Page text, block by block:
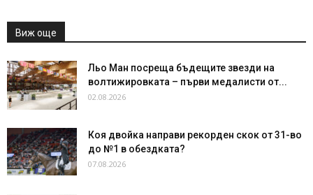
Виж още
Льо Ман посреща бъдещите звезди на
волтижировката – първи медалисти от...
02.08.2026
Коя двойка направи рекорден скок от 31-во
до №1 в обездката?
07.08.2026